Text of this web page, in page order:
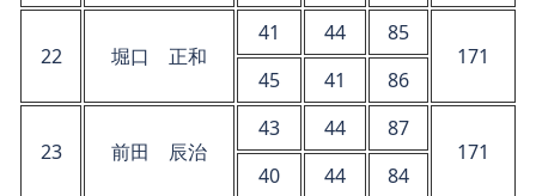
22 堀口 正和
41 44
85
171
45
41 86
23 前田 辰治
43 44
87
171
40
44 84